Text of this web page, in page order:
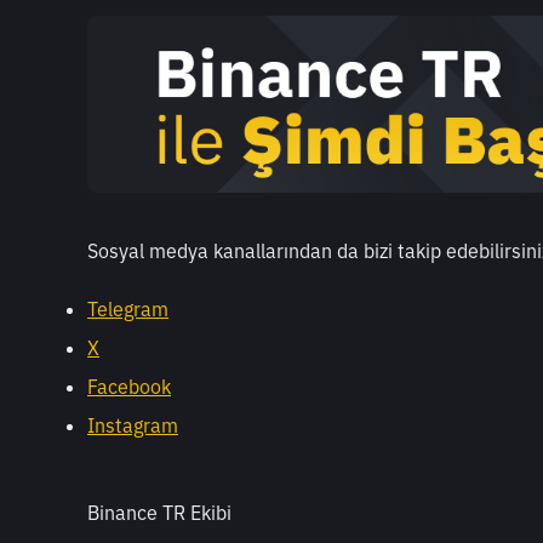
Sosyal medya kanallarından da bizi takip
Telegram
X
Facebook
Instagram
Binance TR Ekibi